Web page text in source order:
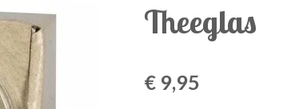
Theeglas
€ 9,95